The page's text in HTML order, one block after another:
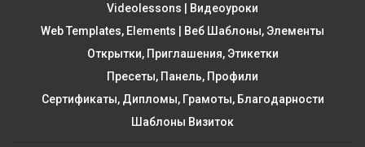
Videolessons | Видеоуроки
Web Templates, Elements | Веб Шаблоны, Элементы
Открытки, Приглашения, Этикетки
Пресеты, Панель, Профили
Сертификаты, Дипломы, Грамоты, Благодарности
Шаблоны Визиток